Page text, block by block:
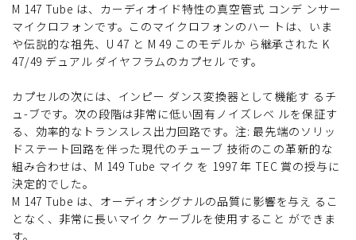
M 147 Tube は、カーディオイド特性の真空管式 コンデ ンサー
マイクロフォンです。このマイクロフォンのハー トは、いま
や伝説的な祖先、U 47 と M 49 このモデルか ら継承された K
47/49 デュアル ダイヤフラムのカプセル です。
カプセルの次には、インピー ダンス変換器として機能す るチ
ュ-ブです。次の段階は非常に低い固有ノイズレベ ルを保証す
る、効率的なトランスレス出力回路です。注: 最先端のソリッ
ドステート回路を伴った現代のチューブ 技術のこの革新的な
組み合わせは、M 149 Tube マイク を 1997 年 TEC 賞の授与に
決定的でした。
M 147 Tube は、オーディオシグナルの品質に影響を与え るこ
となく、非常に長いマイク ケーブルを使用すること ができま
す。